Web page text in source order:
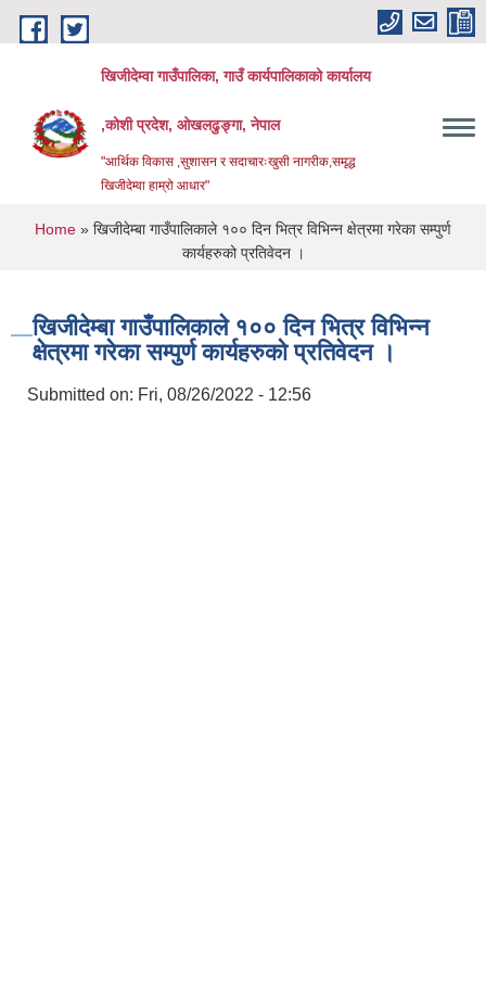
Skip to main content
खिजीदेम्वा गाउँपालिका, गाउँ कार्यपालिकाको कार्यालय
,कोशी प्रदेश, ओखलढुङ्गा, नेपाल
"आर्थिक विकास ,सुशासन र सदाचारःखुसी नागरीक,समृद्ध
खिजीदेम्वा हाम्रो आधार"
You are here
Home » खिजीदेम्बा गाउँपालिकाले १०० दिन भित्र विभिन्न क्षेत्रमा गरेका सम्पुर्ण
कार्यहरुको प्रतिवेदन ।
खिजीदेम्बा गाउँपालिकाले १०० दिन भित्र विभिन्न
क्षेत्रमा गरेका सम्पुर्ण कार्यहरुको प्रतिवेदन ।
Submitted on: Fri, 08/26/2022 - 12:56